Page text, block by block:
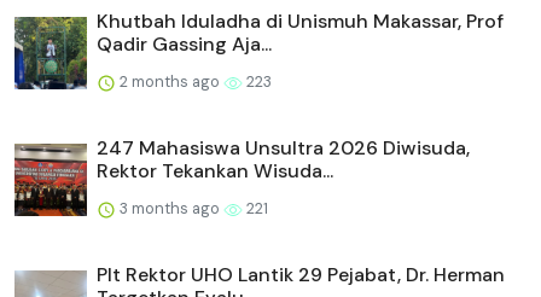
Khutbah Iduladha di Unismuh Makassar, Prof
Qadir Gassing Aja...
2 months ago 223
247 Mahasiswa Unsultra 2026 Diwisuda,
Rektor Tekankan Wisuda...
3 months ago 221
Plt Rektor UHO Lantik 29 Pejabat, Dr. Herman